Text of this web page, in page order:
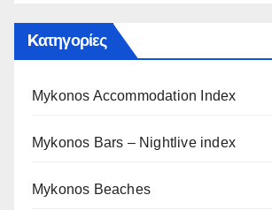
Kατηγορίες
Mykonos Accommodation Index
Mykonos Bars – Nightlive index
Mykonos Beaches